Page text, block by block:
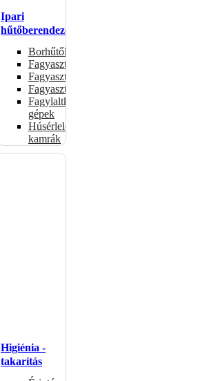
Ipari
hűtőberendezések
Borhűtők
Fagyasztóasztalok
Fagyasztóládák
Fagyasztószekrények
Fagylaltkészítő
gépek
Húsérlelő
kamrák
Higiénia -
takarítás